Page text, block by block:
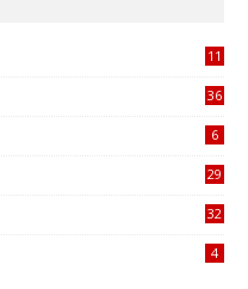
11
36
6
29
32
4